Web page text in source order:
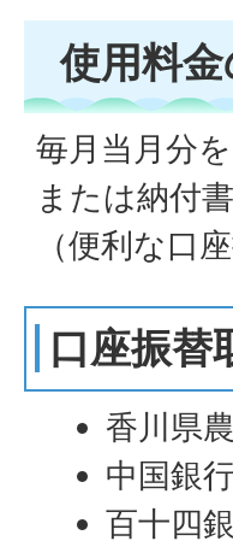
使用料
毎月当月分
または納付
（便利な口
口座振替
香川県
中国銀行
百十四